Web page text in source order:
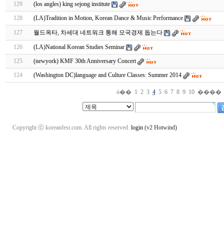
129
(los angles) king sejong institute
128
(LA)Tradition in Motion, Korean Dance & Music Performance
127 월드옥타, 차세대 네트워크 통해 모국경제 돕는다
126
(LA)National Korean Studies Seminar
125
(newyork) KMF 30th Anniversary Concert
124
(Washington DC)language and Culture Classes: Summer 2014
ó�� 1 2 3 4 5 6 7 8 9 10 ����
Copyright ⓒ koreanfest.com. All rights reserved. login (v2 Hotwind)